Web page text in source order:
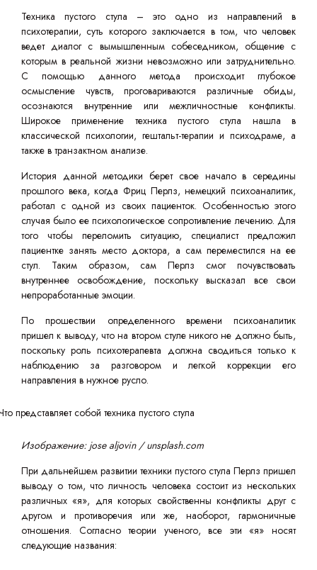
Техника пустого стула – это одно из направлений в
психотерапии, суть которого заключается в том, что человек
ведет диалог с вымышленным собеседником, общение с
которым в реальной жизни невозможно или затруднительно.
С помощью данного метода происходит глубокое
осмысление чувств, проговариваются различные обиды,
осознаются внутренние или межличностные конфликты.
Широкое применение техника пустого стула нашла в
классической психологии, гештальт-терапии и психодраме, а
также в транзактном анализе.
История данной методики берет свое начало в середины
прошлого века, когда Фриц Перлз, немецкий психоаналитик,
работал с одной из своих пациенток. Особенностью этого
случая было ее психологическое сопротивление лечению. Для
того чтобы переломить ситуацию, специалист предложил
пациентке занять место доктора, а сам переместился на ее
стул. Таким образом, сам Перлз смог почувствовать
внутреннее освобождение, поскольку высказал все свои
непроработанные эмоции.
По прошествии определенного времени психоаналитик
пришел к выводу, что на втором стуле никого не должно быть,
поскольку роль психотерапевта должна сводиться только к
наблюдению за разговором и легкой коррекции его
направления в нужное русло.
Изображение: jose aljovin / unsplash.com
При дальнейшем развитии техники пустого стула Перлз пришел
выводу о том, что личность человека состоит из нескольких
различных «я», для которых свойственны конфликты друг с
другом и противоречия или же, наоборот, гармоничные
отношения. Согласно теории ученого, все эти «я» носят
следующие названия: